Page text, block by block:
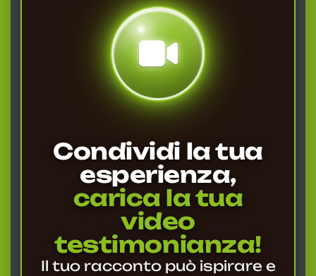
Condividi la tua
esperienza,
carica la tua
video
testimonianza!
Il tuo racconto può ispirare e